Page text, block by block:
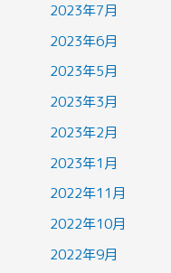
2023年7月
2023年6月
2023年5月
2023年3月
2023年2月
2023年1月
2022年11月
2022年10月
2022年9月